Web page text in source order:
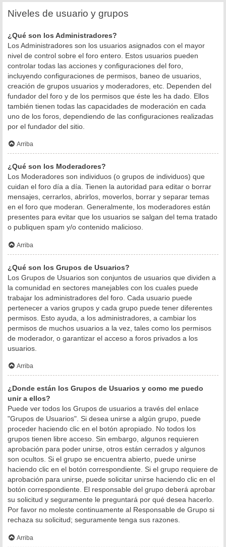
Niveles de usuario y grupos
¿Qué son los Administradores?
Los Administradores son los usuarios asignados con el mayor
nivel de control sobre el foro entero. Estos usuarios pueden
controlar todas las acciones y configuraciones del foro,
incluyendo configuraciones de permisos, baneo de usuarios,
creación de grupos usuarios y moderadores, etc. Dependen del
fundador del foro y de los permisos que éste les ha dado. Ellos
también tienen todas las capacidades de moderación en cada
uno de los foros, dependiendo de las configuraciones realizadas
por el fundador del sitio.
Arriba
¿Qué son los Moderadores?
Los Moderadores son individuos (o grupos de individuos) que
cuidan el foro día a día. Tienen la autoridad para editar o borrar
mensajes, cerrarlos, abrirlos, moverlos, borrar y separar temas
en el foro que moderan. Generalmente, los moderadores están
presentes para evitar que los usuarios se salgan del tema tratado
o publiquen spam y/o contenido malicioso.
Arriba
¿Qué son los Grupos de Usuarios?
Los Grupos de Usuarios son conjuntos de usuarios que dividen a
la comunidad en sectores manejables con los cuales puede
trabajar los administradores del foro. Cada usuario puede
pertenecer a varios grupos y cada grupo puede tener diferentes
permisos. Esto ayuda, a los administradores, a cambiar los
permisos de muchos usuarios a la vez, tales como los permisos
de moderador, o garantizar el acceso a foros privados a los
usuarios.
Arriba
¿Donde están los Grupos de Usuarios y como me puedo
unir a ellos?
Puede ver todos los Grupos de usuarios a través del enlace
"Grupos de Usuarios". Si desea unirse a algún grupo, puede
proceder haciendo clic en el botón apropiado. No todos los
grupos tienen libre acceso. Sin embargo, algunos requieren
aprobación para poder unirse, otros están cerrados y algunos
son ocultos. Si el grupo se encuentra abierto, puede unirse
haciendo clic en el botón correspondiente. Si el grupo requiere de
aprobación para unirse, puede solicitar unirse haciendo clic en el
botón correspondiente. El responsable del grupo deberá aprobar
su solicitud y seguramente le preguntará por qué desea hacerlo.
Por favor no moleste continuamente al Responsable de Grupo si
rechaza su solicitud; seguramente tenga sus razones.
Arriba